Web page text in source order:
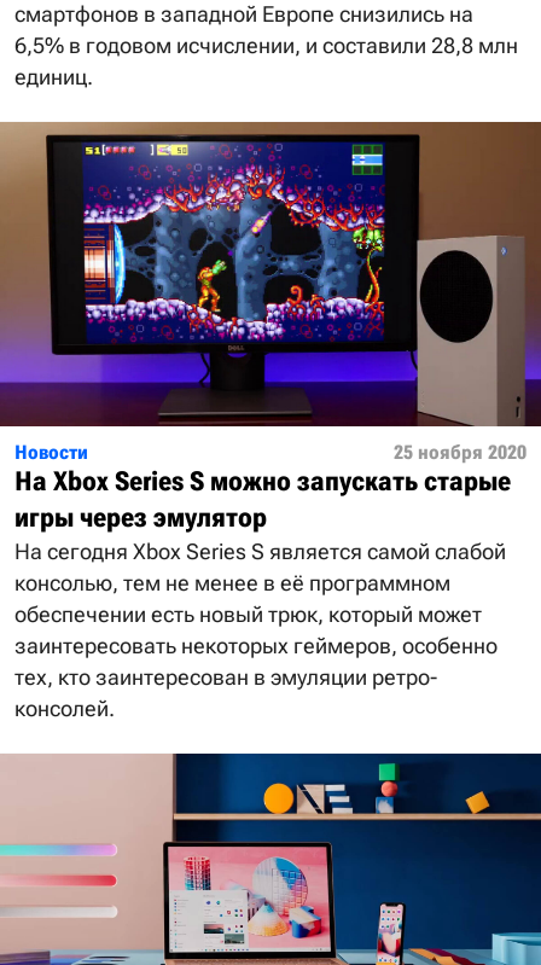
смартфонов в западной Европе снизились на
6,5% в годовом исчислении, и составили 28,8 млн
единиц.
Новости 25 ноября 2020
На Xbox Series S можно запускать старые
игры через эмулятор
На сегодня Xbox Series S является самой слабой
консолью, тем не менее в её программном
обеспечении есть новый трюк, который может
заинтересовать некоторых геймеров, особенно
тех, кто заинтересован в эмуляции ретро-
консолей.